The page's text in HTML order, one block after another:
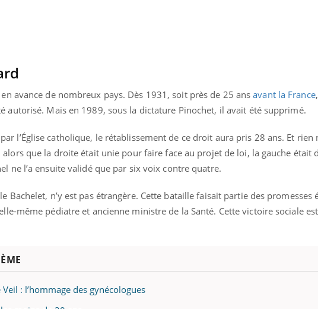
avance de nombreux pays. Dès 1931, soit près de 25 ansavant la France
autorisé. Mais en 1989, sous la dictature Pinochet, il avait été supprimé.
l’Église catholique, le rétablissement de ce droit aura pris 28 ans. Et rien
alors que la droite était unie pour faire face au projet de loi, la gauche était
ne l’a ensuite validé que par six voix contre quatre.
Bachelet, n’y est pas étrangère. Cette bataille faisait partie des promesses
même pédiatre et ancienne ministre de la Santé. Cette victoire sociale
: l’hommage des gynécologues
: se
Le Ramadan approche, et, pour de
nombreuses personnes atteintes de
diabète, c'est une période de questions, de
préventiveYoutube